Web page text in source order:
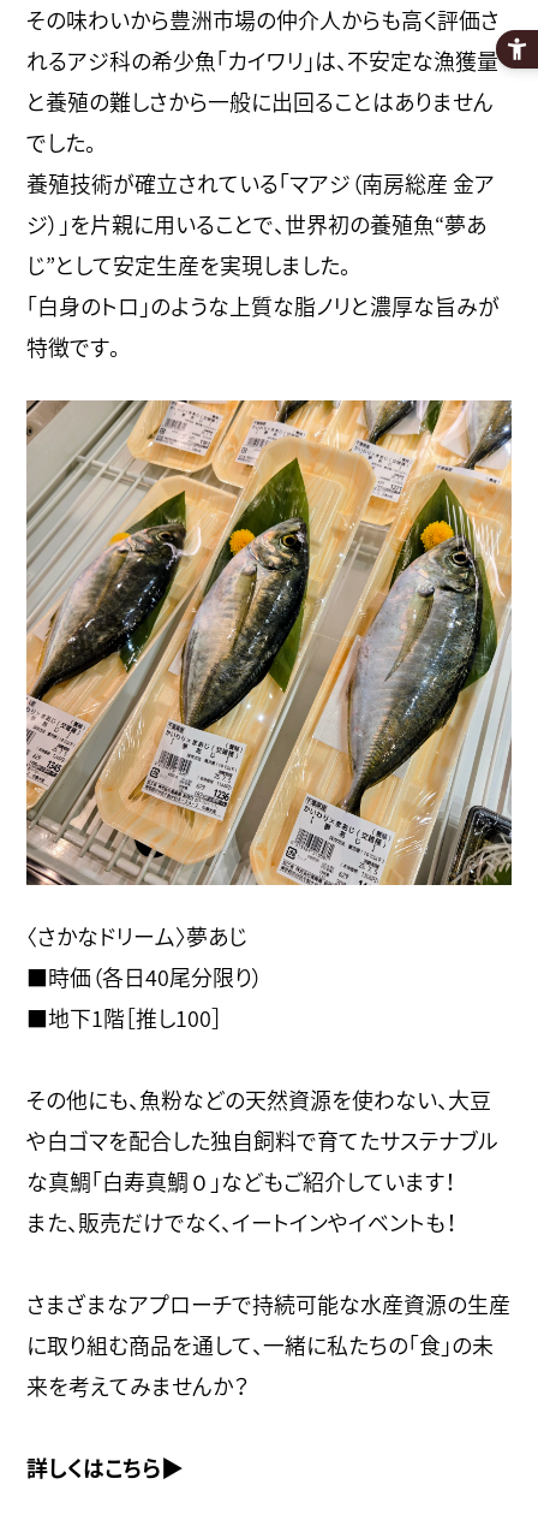
その味わいから豊洲市場の仲介人からも高く評価さ
れるアジ科の希少魚「カイワリ」は、不安定な漁獲量
と養殖の難しさから一般に出回ることはありません
でした。
養殖技術が確立されている「マアジ（南房総産 金ア
ジ）」を片親に用いることで、世界初の養殖魚“夢あ
じ”として安定生産を実現しました。
「白身のトロ」のような上質な脂ノリと濃厚な旨みが
特徴です。
〈さかなドリーム〉夢あじ
■時価（各日40尾分限り）
■地下1階［推し100］
その他にも、魚粉などの天然資源を使わない、大豆
や白ゴマを配合した独自飼料で育てたサステナブル
な真鯛「白寿真鯛０」などもご紹介しています！
また、販売だけでなく、イートインやイベントも！
さまざまなアプローチで持続可能な水産資源の生産
に取り組む商品を通して、一緒に私たちの「食」の未
来を考えてみませんか？
詳しくはこちら▶︎